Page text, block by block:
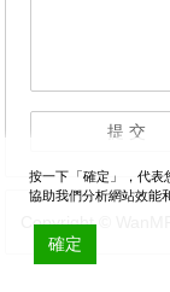
Copyright ©
按一下「確定」，代表
協助我們分析網站效能
確定